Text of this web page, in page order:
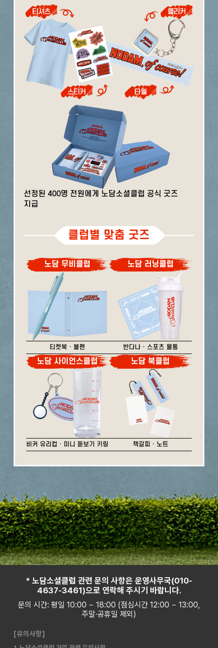
선정된 400명 전원에게 노담소셜클럽 공식 굿즈
지급
클럽별 맞춤 굿즈
노담 무비클럽
티켓북 · 볼펜
노담 러닝클럽
반다나 · 스포츠 물통
노담 사이언스클럽
비커 유리컵 · 미니 돋보기 키링
노담 북클럽
책갈피 · 노트
* 노담소셜클럽 관련 문의 사항은 운영사무국(010-
4637-3461)으로 연락해 주시기 바랍니다.
문의 시간: 평일 10:00 ~ 18:00 (점심시간 12:00 ~ 13:00,
주말·공휴일 제외)
[유의사항]